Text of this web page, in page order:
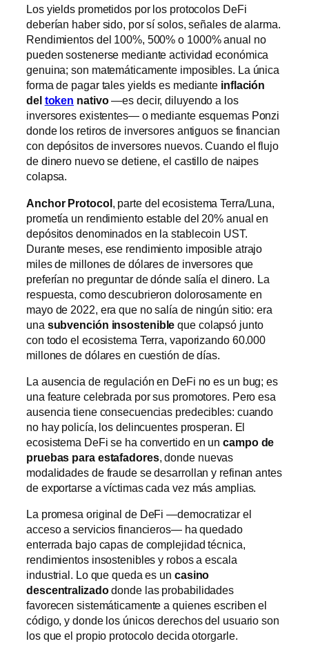
Los yields prometidos por los protocolos DeFi
deberían haber sido, por sí solos, señales de alarma.
Rendimientos del 100%, 500% o 1000% anual no
pueden sostenerse mediante actividad económica
genuina; son matemáticamente imposibles. La única
forma de pagar tales yields es mediante inflación
del token nativo—es decir, diluyendo a los
inversores existentes— o mediante esquemas Ponzi
donde los retiros de inversores antiguos se financian
con depósitos de inversores nuevos. Cuando el flujo
de dinero nuevo se detiene, el castillo de naipes
colapsa.
Anchor Protocol, parte del ecosistema Terra/Luna,
prometía un rendimiento estable del 20% anual en
depósitos denominados en la stablecoin UST.
Durante meses, ese rendimiento imposible atrajo
miles de millones de dólares de inversores que
preferían no preguntar de dónde salía el dinero. La
respuesta, como descubrieron dolorosamente en
mayo de 2022, era que no salía de ningún sitio: era
una subvención insostenible que colapsó junto
con todo el ecosistema Terra, vaporizando 60.000
millones de dólares en cuestión de días.
La ausencia de regulación en DeFi no es un bug; es
una feature celebrada por sus promotores. Pero esa
ausencia tiene consecuencias predecibles: cuando
no hay policía, los delincuentes prosperan. El
ecosistema DeFi se ha convertido en uncampo de
pruebas para estafadores, donde nuevas
modalidades de fraude se desarrollan y refinan antes
de exportarse a víctimas cada vez más amplias.
La promesa original de DeFi —democratizar el
acceso a servicios financieros— ha quedado
enterrada bajo capas de complejidad técnica,
rendimientos insostenibles y robos a escala
industrial. Lo que queda es un casino
descentralizadodonde las probabilidades
favorecen sistemáticamente a quienes escriben el
código, y donde los únicos derechos del usuario son
los que el propio protocolo decida otorgarle.